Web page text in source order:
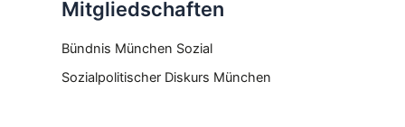
Mitgliedschaften
Bündnis München Sozial
Sozialpolitischer Diskurs München